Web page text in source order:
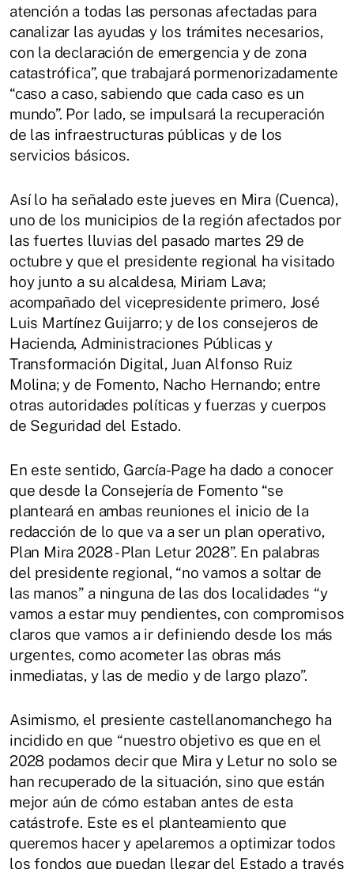
atención a todas las personas afectadas para
canalizar las ayudas y los trámites necesarios,
con la declaración de emergencia y de zona
catastrófica”, que trabajará pormenorizadamente
“caso a caso, sabiendo que cada caso es un
mundo”. Por lado, se impulsará la recuperación
de las infraestructuras públicas y de los
servicios básicos.
Así lo ha señalado este jueves en Mira (Cuenca),
uno de los municipios de la región afectados por
las fuertes lluvias del pasado martes 29 de
octubre y que el presidente regional ha visitado
hoy junto a su alcaldesa, Miriam Lava;
acompañado del vicepresidente primero, José
Luis Martínez Guijarro; y de los consejeros de
Hacienda, Administraciones Públicas y
Transformación Digital, Juan Alfonso Ruiz
Molina; y de Fomento, Nacho Hernando; entre
otras autoridades políticas y fuerzas y cuerpos
de Seguridad del Estado.
En este sentido, García-Page ha dado a conocer
que desde la Consejería de Fomento “se
planteará en ambas reuniones el inicio de la
redacción de lo que va a ser un plan operativo,
Plan Mira 2028 - Plan Letur 2028”. En palabras
del presidente regional, “no vamos a soltar de
las manos” a ninguna de las dos localidades “y
vamos a estar muy pendientes, con compromisos
claros que vamos a ir definiendo desde los más
urgentes, como acometer las obras más
inmediatas, y las de medio y de largo plazo”.
Asimismo, el presiente castellanomanchego ha
incidido en que “nuestro objetivo es que en el
2028 podamos decir que Mira y Letur no solo se
han recuperado de la situación, sino que están
mejor aún de cómo estaban antes de esta
catástrofe. Este es el planteamiento que
queremos hacer y apelaremos a optimizar todos
los fondos que puedan llegar del Estado a través